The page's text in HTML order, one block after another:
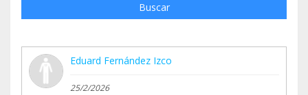
Buscar
Eduard Fernández Izco
25/2/2026